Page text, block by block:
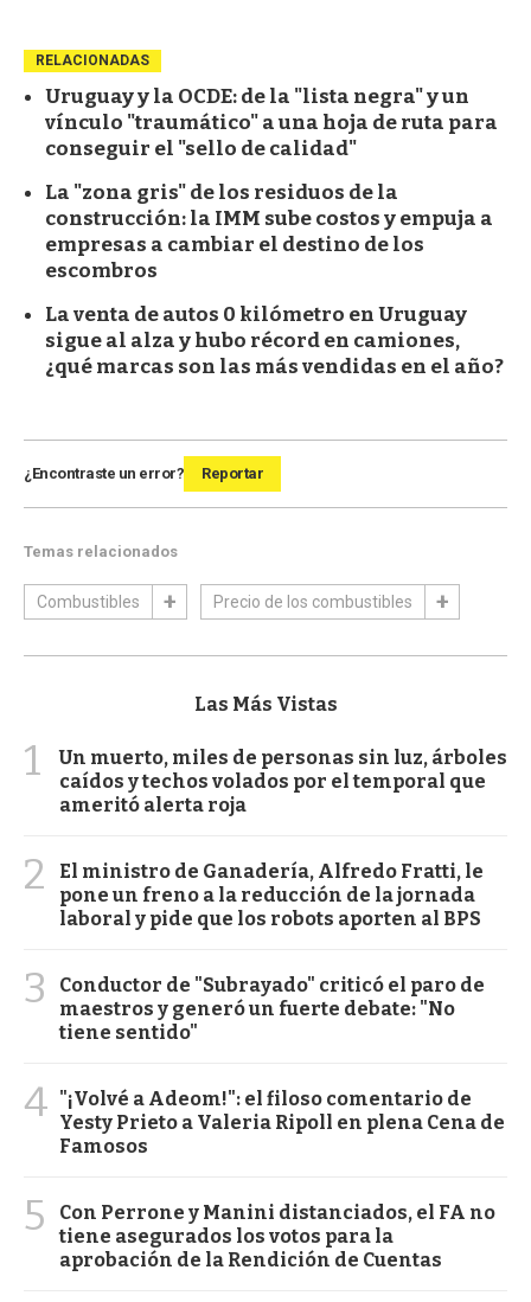
RELACIONADAS
Uruguay y la OCDE: de la "lista negra" y un
vínculo "traumático" a una hoja de ruta para
conseguir el "sello de calidad"
La "zona gris" de los residuos de la
construcción: la IMM sube costos y empuja a
empresas a cambiar el destino de los
escombros
La venta de autos 0 kilómetro en Uruguay
sigue al alza y hubo récord en camiones,
¿qué marcas son las más vendidas en el año?
¿Encontraste un error? Reportar
Temas relacionados
Combustibles Precio de los combustibles
Las Más Vistas
1
Un muerto, miles de personas sin luz, árboles
caídos y techos volados por el temporal que
ameritó alerta roja
2
El ministro de Ganadería, Alfredo Fratti, le
pone un freno a la reducción de la jornada
laboral y pide que los robots aporten al BPS
3
Conductor de "Subrayado" criticó el paro de
maestros y generó un fuerte debate: "No
tiene sentido"
4 "¡Volvé a Adeom!": el filoso comentario de
Yesty Prieto a Valeria Ripoll en plena Cena de
Famosos
5
Con Perrone y Manini distanciados, el FA no
tiene asegurados los votos para la
aprobación de la Rendición de Cuentas